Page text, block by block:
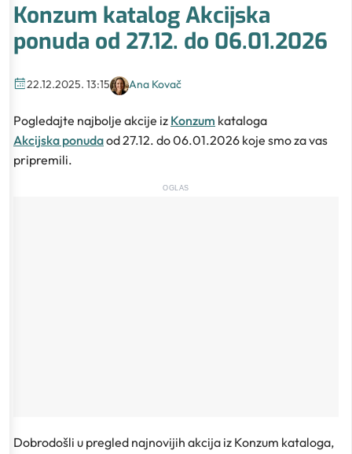
Konzum katalog Akcijska
ponuda od 27.12. do 06.01.2026
22.12.2025. 13:15 Ana Kovač
Pogledajte najbolje akcije iz Konzum kataloga
Akcijska ponudaod 27.12. do 06.01.2026 koje smo za vas
pripremili.
OGLAS
Dobrodošli u pregled najnovijih akcija iz Konzum kataloga,